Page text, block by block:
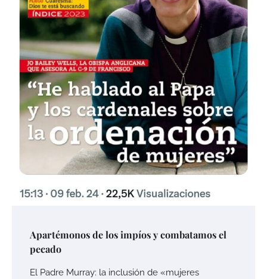
Apartémonos de los impíos y combatamos el
pecado
El Padre Murray: la inclusión de «mujeres